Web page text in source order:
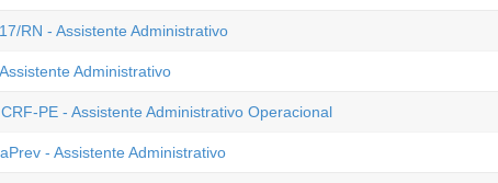
RN - Assistente Administrativo
Administrativo
PE - Assistente Administrativo Operacional
- Assistente Administrativo